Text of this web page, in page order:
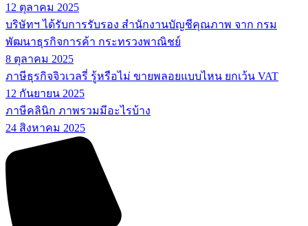
12 ตุลาคม 2025
บริษัทฯ ได้รับการรับรอง สำนักงานบัญชีคุณภาพ จาก กรม
พัฒนาธุรกิจการค้า กระทรวงพาณิชย์
8 ตุลาคม 2025
ภาษีธุรกิจจิวเวลรี่ รู้หรือไม่ ขายพลอยแบบไหน ยกเว้น VAT
12 กันยายน 2025
ภาษีคลินิก ภาพรวมมีอะไรบ้าง
24 สิงหาคม 2025